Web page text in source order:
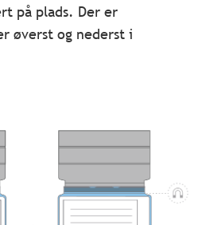
på plads. Der er
øverst og nederst i